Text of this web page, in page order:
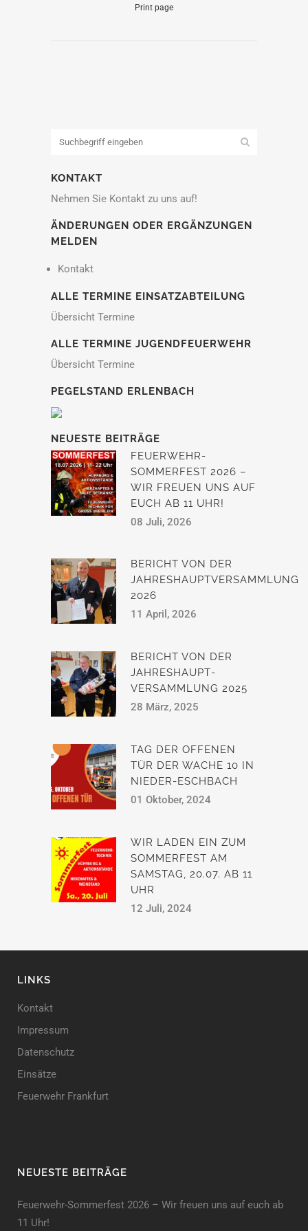
Print page
KONTAKT
Nehmen Sie Kontakt zu uns auf!
ÄNDERUNGEN ODER ERGÄNZUNGEN
MELDEN
Kontakt
ALLE TERMINE EINSATZABTEILUNG
Übersicht Termine
ALLE TERMINE JUGENDFEUERWEHR
Übersicht Termine
PEGELSTAND ERLENBACH
NEUESTE BEITRÄGE
FEUERWEHR-
SOMMERFEST 2026 –
WIR FREUEN UNS AUF
EUCH AB 11 UHR!
08 Juli, 2026
BERICHT VON DER
JAHRESHAUPTVERSAMMLUNG
2026
11 April, 2026
BERICHT VON DER
JAHRESHAUPT­
VERSAMMLUNG 2025
28 März, 2025
TAG DER OFFENEN
TÜR DER WACHE 10 IN
NIEDER-ESCHBACH
01 Oktober, 2024
WIR LADEN EIN ZUM
SOMMERFEST AM
SAMSTAG, 20.07. AB 11
UHR
12 Juli, 2024
LINKS
Kontakt
Impressum
Datenschutz
Einsätze
Feuerwehr Frankfurt
NEUESTE BEITRÄGE
Feuerwehr-Sommerfest 2026 – Wir freuen uns auf euch ab
11 Uhr!